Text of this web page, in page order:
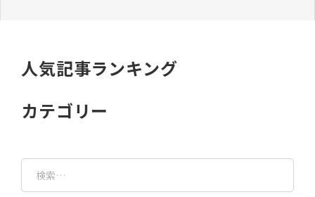
人気記事ランキング
カテゴリー